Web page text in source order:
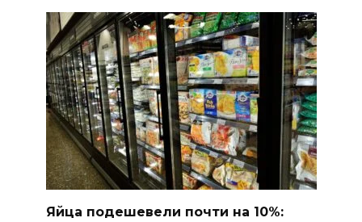
Яйца подешевели почти на 10%: